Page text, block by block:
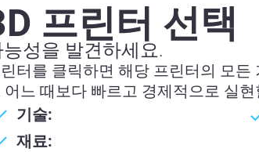
프린터 선택
능성을 발견하세요.
터를 클릭하면 해당 프린터의 모
어느 때보다 빠르고 경제적으로 실
기술:
재료: